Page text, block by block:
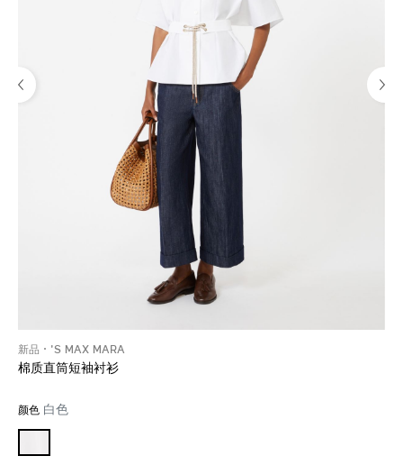
新品 'S MAX MARA
棉质直筒短袖衬衫
颜色 白色